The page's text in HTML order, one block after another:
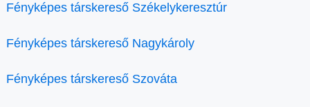
Fényképes társkereső Székelykeresztúr
Fényképes társkereső Nagykároly
Fényképes társkereső Szováta